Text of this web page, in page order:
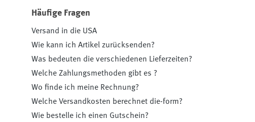
Häufige Fragen
Versand in die USA
Wie kann ich Artikel zurücksenden?
Was bedeuten die verschiedenen Lieferzeiten?
Welche Zahlungsmethoden gibt es ?
Wo finde ich meine Rechnung?
Welche Versandkosten berechnet die-form?
Wie bestelle ich einen Gutschein?